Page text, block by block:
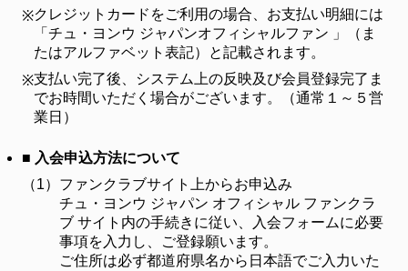
※クレジットカードをご利用の場合、お支払い明細には
「チュ・ヨンウ ジャパンオフィシャルファン 」（ま
たはアルファベット表記）と記載されます。
※支払い完了後、システム上の反映及び会員登録完了ま
でお時間いただく場合がございます。（通常１～５営
業日）
■ 入会申込方法について
（1） ファンクラブサイト上からお申込み
チュ・ヨンウ ジャパン オフィシャル ファンクラ
ブ サイト内の手続きに従い、入会フォームに必要
事項を入力し、ご登録願います。
ご住所は必ず都道府県名から日本語でご入力いた